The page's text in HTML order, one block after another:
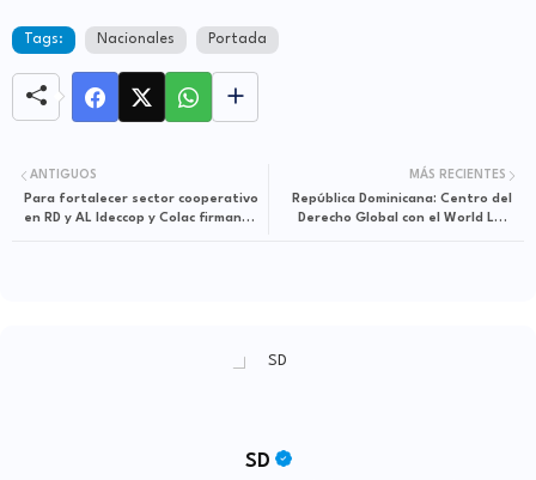
Tags: Nacionales Portada
MÁS RECIENTES
República Dominicana: Centro del
Derecho Global con el World Law
ANTIGUOS
Para fortalecer sector cooperativo
en RD y AL Ideccop y Colac firman
SD